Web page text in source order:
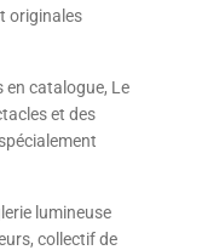
originales
en catalogue, Le
et des
lumineuse
collectif de